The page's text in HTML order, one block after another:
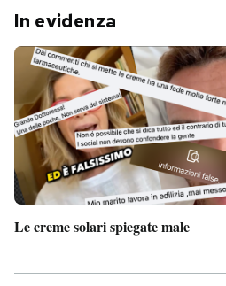
In evidenza
Le creme solari spiegate male